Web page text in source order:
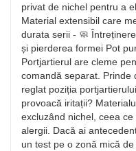
privat de nichel pentru a
Material extensibil care
durata serii - 🧼
și pierderea formei Pot
Portjartierul are cleme
comandă separat. Prinde
reglat poziția
provoacă iritații?
excluzând nichel, ceea
alergii. Dacă ai
un test pe o zonă mică